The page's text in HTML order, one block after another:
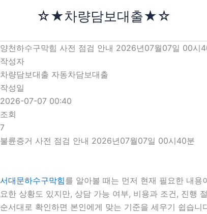
로
건
너
뛰
기
☆★차량담보대출★☆
양천하수구막힘 사전 점검 안내 2026년07월07일 00시
작성자
차량담보대출 자동차담보대출
작성일
2026-07-07 00:40
조회
7
불륜증거 사전 점검 안내 2026년07월07일 00시40분
서대문하수구막힘를 알아볼 때는 먼저 현재 필요한 내
요한 상황도 있지만, 상담 가능 여부, 비용과 조건, 진행
순서대로 확인하면 본인에게 맞는 기준을 세우기 쉽습니